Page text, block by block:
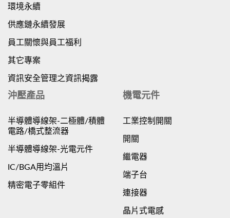
環境永續
供應鏈永續發展
員工關懷與員工福利
其它專案
資訊安全管理之資訊揭露
沖壓產品
半導體導線架-二極體/積體
電路/橋式整流器
半導體導線架-光電元件
IC/BGA用均溫片
精密電子零組件
機電元件
工業控制開關
開關
繼電器
端子台
連接器
晶片式電感